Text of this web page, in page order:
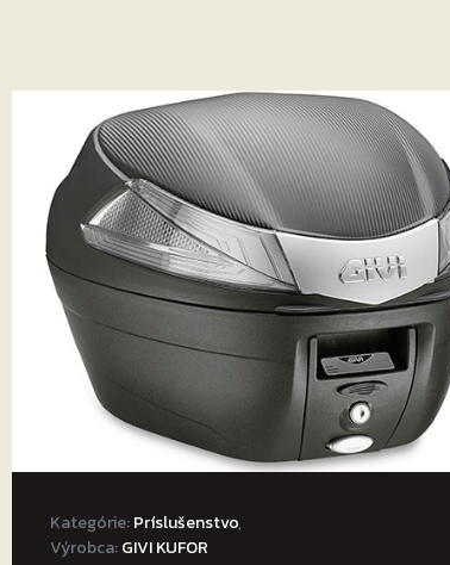
Kategórie:Príslušenstvo,
Výrobca:GIVI KUFOR